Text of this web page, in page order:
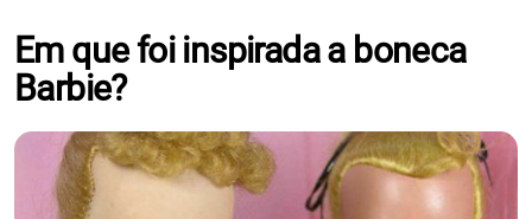
Em que foi inspirada a boneca
Barbie?